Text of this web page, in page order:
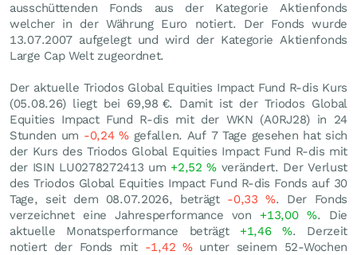
ausschüttenden Fonds aus der Kategorie Aktienfonds
welcher in der Währung Euro notiert. Der Fonds wurde
13.07.2007 aufgelegt und wird der Kategorie Aktienfonds
Large Cap Welt zugeordnet.
Der aktuelle Triodos Global Equities Impact Fund R-dis Kurs
(05.08.26) liegt bei 69,98 €. Damit ist der Triodos Global
Equities Impact Fund R-dis mit der WKN (A0RJ28) in 24
Stunden um -0,24%gefallen. Auf 7 Tage gesehen hat sich
der Kurs des Triodos Global Equities Impact Fund R-dis mit
der ISIN LU0278272413 um +2,52% verändert. Der Verlust
des Triodos Global Equities Impact Fund R-dis Fonds auf 30
Tage, seit dem 08.07.2026, beträgt -0,33%. Der Fonds
verzeichnet eine Jahresperformance von +13,00%. Die
aktuelle Monatsperformance beträgt +1,46%. Derzeit
notiert der Fonds mit -1,42 %unter seinem 52-Wochen